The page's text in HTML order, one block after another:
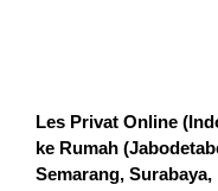
Les Privat Online
ke Rumah (
Semarang,